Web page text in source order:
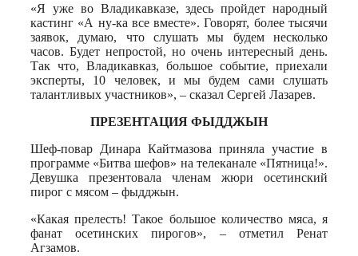
«Я уже во Владикавказе, здесь пройдет народный
кастинг «А ну-ка все вместе». Говорят, более тысячи
заявок, думаю, что слушать мы будем несколько
часов. Будет непростой, но очень интересный день.
Так что, Владикавказ, большое событие, приехали
эксперты, 10 человек, и мы будем сами слушать
талантливых участников», – сказал Сергей Лазарев.
ПРЕЗЕНТАЦИЯ ФЫДДЖЫН
Шеф-повар Динара Кайтмазова приняла участие в
программе «Битва шефов» на телеканале «Пятница!».
Девушка презентовала членам жюри осетинский
пирог с мясом – фыдджын.
«Какая прелесть! Такое большое количество мяса, я
фанат осетинских пирогов», – отметил Ренат
Агзамов.